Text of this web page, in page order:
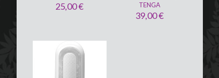
25,00€
TENGA
39,00€